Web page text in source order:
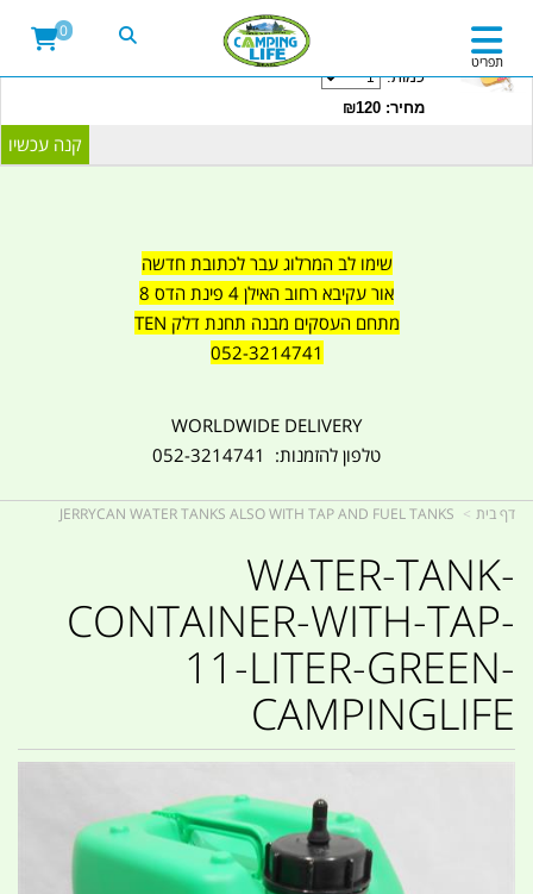
20LITRE WATER CONTAINER WITH TAP
CAMPINGLIFE ISRAEL קמפינג לייף
כמות:
מחיר: ₪120
שימו לב המרלוג עבר לכתובת חדשה
אור עקיבא רחוב האילן 4 פינת הדס 8
מתחם העסקים מבנה תחנת דלק TEN
052-3214741
WORLDWIDE DELIVERY
טלפון להזמנות: 052-3214741
תפריט
0
דף בית JERRYCAN WATER TANKS ALSO WITH TAP AND FUEL TANKS
WATER-TANK-
CONTAINER-WITH-TAP-
11-LITER-GREEN-
CAMPINGLIFE